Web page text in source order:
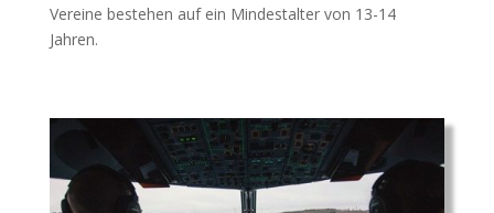
Vereine bestehen auf ein Mindestalter von 13-14
Jahren.